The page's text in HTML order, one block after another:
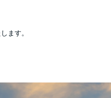
ます。